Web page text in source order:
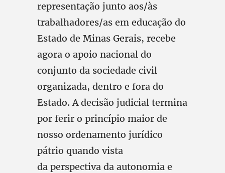
representação junto aos/às
trabalhadores/as em educação do
Estado de Minas Gerais, recebe
agora o apoio nacional do
conjunto da sociedade civil
organizada, dentro e fora do
Estado. A decisão judicial termina
por ferir o princípio maior de
nosso ordenamento jurídico
pátrio quando vista
da perspectiva da autonomia e